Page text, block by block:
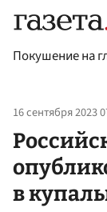
Покушение на
16 сентября 2023
в